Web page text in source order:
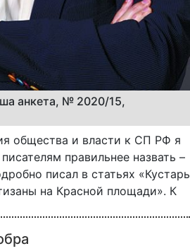
анкета, № 2020/15,
общества и власти к СП РФ я
правильнее назвать –
писал в статьях «Кустарь
на Красной площади». К